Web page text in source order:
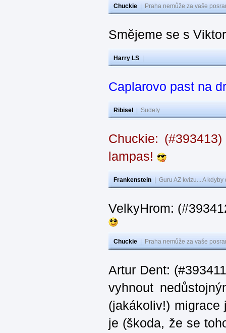
Chuckie Praha nemůže za vaše
Smějeme se s
Harry LS
Caplarovo past na
Ribisel Sudety
Chuckie:
lampas!
Frankenstein Guru AZ kvízu... A
VelkyHrom:
Chuckie Praha nemůže za vaše
Artur Dent:
vyhnout
(jakákoliv!)
je (škoda, že se